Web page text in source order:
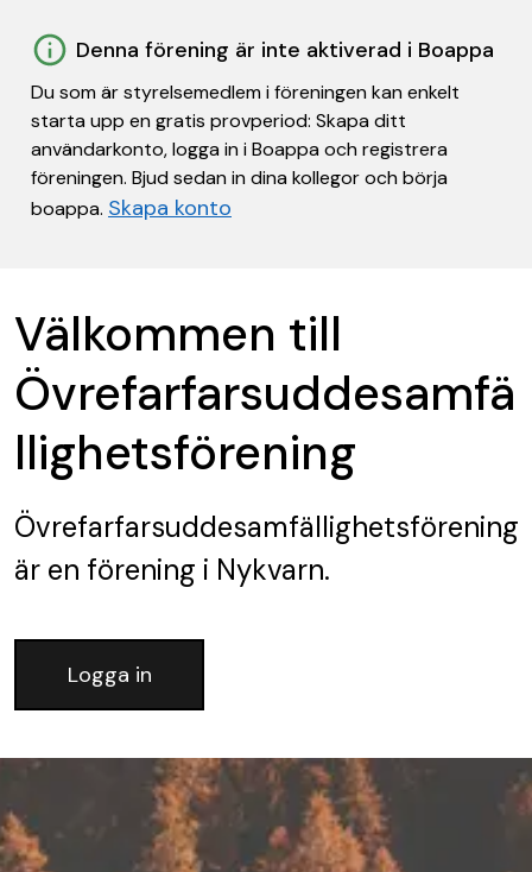
Denna förening är inte aktiverad i Boappa
Du som är styrelsemedlem i föreningen kan enkelt
starta upp en gratis provperiod: Skapa ditt
användarkonto, logga in i Boappa och registrera
föreningen. Bjud sedan in dina kollegor och börja
boappa. Skapa konto
Välkommen till
Övrefarfarsuddesamfä
llighetsförening
Övrefarfarsuddesamfällighetsförening
är en förening i Nykvarn.
Logga in